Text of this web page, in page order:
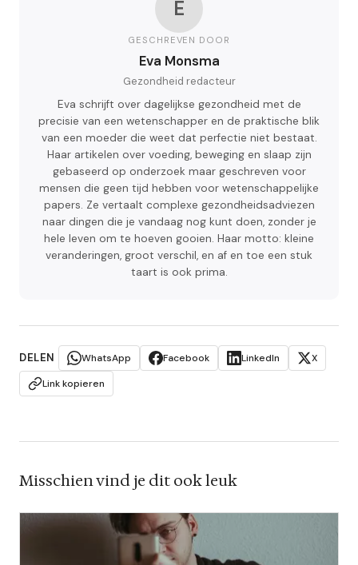
E
GESCHREVEN DOOR
Eva Monsma
Gezondheid redacteur
Eva schrijft over dagelijkse gezondheid met de
precisie van een wetenschapper en de praktische blik
van een moeder die weet dat perfectie niet bestaat.
Haar artikelen over voeding, beweging en slaap zijn
gebaseerd op onderzoek maar geschreven voor
mensen die geen tijd hebben voor wetenschappelijke
papers. Ze vertaalt complexe gezondheidsadviezen
naar dingen die je vandaag nog kunt doen, zonder je
hele leven om te hoeven gooien. Haar motto: kleine
veranderingen, groot verschil, en af en toe een stuk
taart is ook prima.
DELEN WhatsApp Facebook LinkedIn
X
Link kopieren
Misschien vind je dit ook leuk